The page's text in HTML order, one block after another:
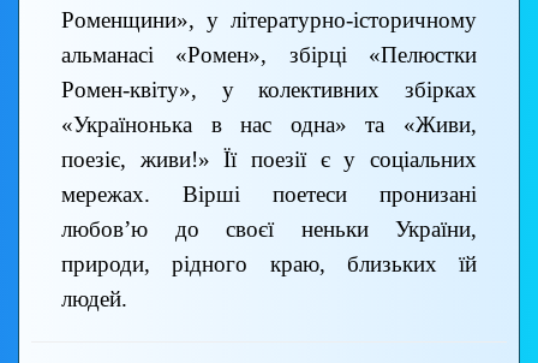
Роменщини», у літературно-історичному
альманасі «Ромен», збірці «Пелюстки
Ромен-квіту», у колективних збірках
«Українонька в нас одна» та «Живи,
поезіє, живи!» Її поезії є у соціальних
мережах. Вірші поетеси пронизані
любов’ю до своєї неньки України,
природи, рідного краю, близьких їй
людей.